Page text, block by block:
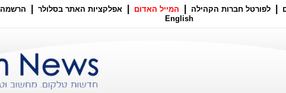
לפורטל חברות הקהילה המייל האדום אפלקציות האתר בסלולר הרשמה
English